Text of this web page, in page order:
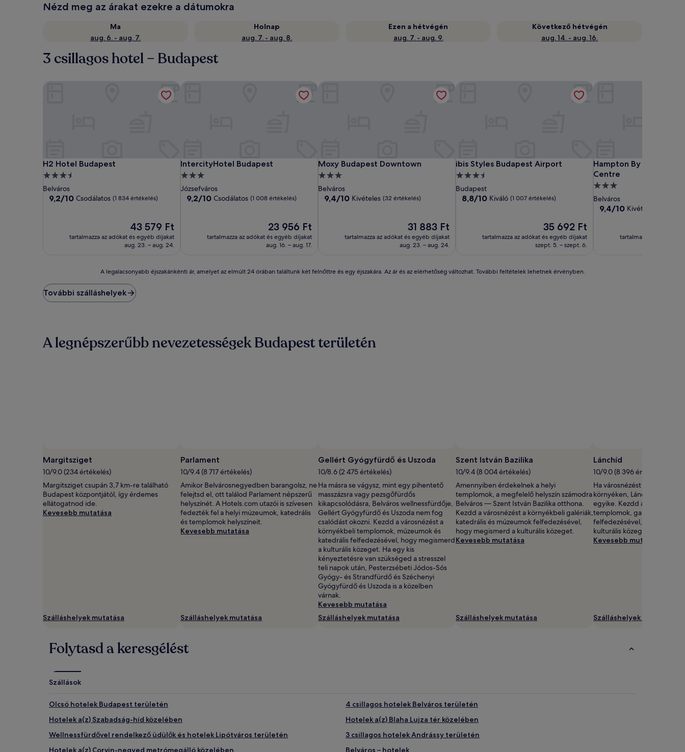
Nézd meg az árakat ezekre a dátumokra
Ma
aug. 6. - aug. 7.
Holnap
aug. 7. - aug. 8.
Ezen a hétvégén
aug. 7. - aug. 9.
Következő hétvégén
aug. 14. - aug. 16.
3 csillagos hotel – Budapest
H2 Hotel Budapest
H2 Hotel Budapest
3.5
csillagos
szálláshely
Belváros
9.2
9,2/10 Csodálatos (1 834 értékelés)
Az
ár
43 579 Ft
43 579 Ft
tartalmazza az adókat és egyéb díjakat
aug. 23. – aug. 24.
IntercityHotel Budapest
IntercityHotel Budapest
3.0
csillagos
szálláshely
Józsefváros
9.2
9,2/10 Csodálatos (1 008 értékelés)
Az
ár
23 956 Ft
23 956 Ft
tartalmazza az adókat és egyéb díjakat
aug. 16. – aug. 17.
Moxy Budapest Downtown
Moxy Budapest Downtown
3.0
csillagos
szálláshely
Belváros
9.4
9,4/10 Kivételes (32 értékelés)
Az
ár
31 883 Ft
31 883 Ft
tartalmazza az adókat és egyéb díjakat
aug. 23. – aug. 24.
ibis Styles Budapest Airport
ibis Styles Budapest Airport
3.5
csillagos
szálláshely
Budapest
8.8
8,8/10 Kiváló (1 007 értékelés)
Az
ár
35 692 Ft
35 692 Ft
tartalmazza az adókat és egyéb díjakat
szept. 5. – szept. 6.
Hampton By Hilton
Centre
Hampton By Hilton
3.0
csillagos
szálláshely
Belváros
9.4
Kivételes,
9,4/10 Kivételes
tartalmazza az adókat
éjszakánkénti
ár,
24
órában
változhat.
További
feltételek
lehetnek
érvényben.
A legalacsonyabb éjszakánkénti ár, amelyet az elmúlt 24 órában találtunk két felnőttre és egy éjszakára. Az ár és az elérhetőség változhat. További feltételek lehetnek érvényben.
További szálláshelyek
A legnépszerűbb nevezetességek Budapest területén
Margitsziget
10/9.0 (234 értékelés)
Margitsziget csupán 3,7 km-re található
Budapest központjától, így érdemes
ellátogatnod ide.
Kevesebb mutatása
Szálláshelyek mutatása
Parlament
10/9.4 (8 717 értékelés)
Amikor Belvárosnegyedben barangolsz, ne
felejtsd el, ott találod Parlament népszerű
helyszínét. A Hotels.com utazói is szívesen
fedezték fel a helyi múzeumok, katedrális
és templomok helyszíneit.
Kevesebb mutatása
Szálláshelyek mutatása
Gellért Gyógyfürdő és Uszoda
10/8.6 (2 475 értékelés)
Ha másra se vágysz, mint egy pihentető
masszázsra vagy pezsgőfürdős
kikapcsolódásra, Belváros wellnessfürdője,
Gellért Gyógyfürdő és Uszoda nem fog
csalódást okozni. Kezdd a városnézést a
környékbeli templomok, múzeumok és
katedrális felfedezésével, hogy megismerd
a kulturális közeget. Ha egy kis
kényeztetésre van szükséged a stresszel
teli napok után, Pesterzsébeti Jódos-Sós
Gyógy- és Strandfürdő és Széchenyi
Gyógyfürdő és Uszoda is a közelben
várnak.
Kevesebb mutatása
Szálláshelyek mutatása
Szent István Bazilika
10/9.4 (8 004 értékelés)
Amennyiben érdekelnek a helyi
templomok, a megfelelő helyszín számodra
Belváros — Szent István Bazilika otthona.
Kezdd a városnézést a környékbeli galériák,
katedrális és múzeumok felfedezésével,
hogy megismerd a kulturális közeget.
Kevesebb mutatása
Szálláshelyek mutatása
Lánchíd
10/9.0 (8 396 értékelés)
Ha városnézést tervezel
környéken, Lánchíd a főbb
egyike. Kezdd a
templomok, galériák és
felfedezésével, hogy
kulturális közeget.
Kevesebb mutatása
Szálláshelyek mutatása
Folytasd a keresgélést
Szállások
Olcsó hotelek Budapest területén
4 csillagos hotelek Belváros területén
Hotelek a(z) Szabadság-híd közelében
Hotelek a(z) Blaha Lujza tér közelében
Wellnessfürdővel rendelkező üdülők és hotelek Lipótváros területén
3 csillagos hotelek Andrássy területén
Hotelek a(z) Corvin-negyed metrómegálló közelében
Belváros – hotelek